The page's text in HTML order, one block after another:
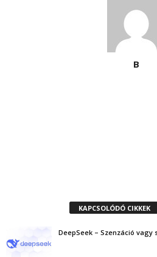
B
KAPCSOLÓDÓ CIKKEK
DeepSeek – Szenzáció vagy